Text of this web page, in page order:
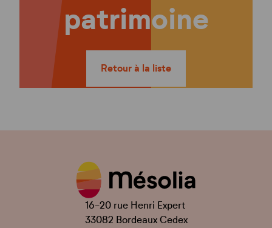
patrimoine
Retour à la liste
16-20 rue Henri Expert
33082 Bordeaux Cedex